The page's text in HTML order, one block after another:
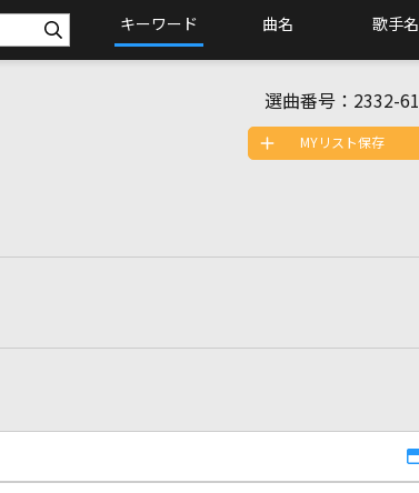
キーワード 曲名 歌手名
選曲番号： 2332-61
MYリスト保存